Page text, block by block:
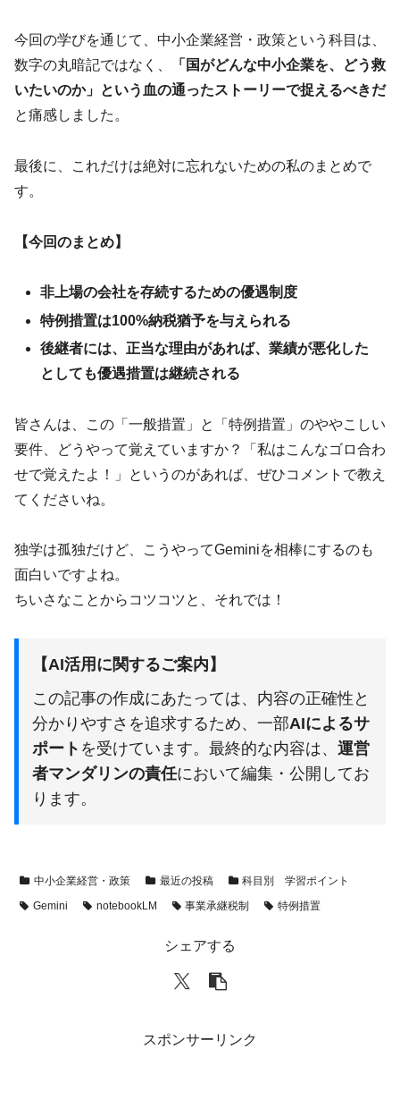
今回の学びを通じて、中小企業経営・政策という科目は、
数字の丸暗記ではなく、
「国がどんな中小企業を、どう救
いたいのか」という血の通ったストーリーで捉えるべきだ
と痛感しました。
最後に、これだけは絶対に忘れないための私のまとめで
す。
【今回のまとめ】
非上場の会社を存続するための優遇制度
特例措置は100%納税猶予を与えられる
後継者には、正当な理由があれば、業績が悪化した
としても優遇措置は継続される
皆さんは、この「一般措置」と「特例措置」のややこしい
要件、どうやって覚えていますか？「私はこんなゴロ合わ
せで覚えたよ！」というのがあれば、ぜひコメントで教え
てくださいね。
独学は孤独だけど、こうやってGeminiを相棒にするのも
面白いですよね。
ちいさなことからコツコツと、それでは！
【AI活用に関するご案内】
この記事の作成にあたっては、内容の正確性と
分かりやすさを追求するため、一部AIによるサ
ポート を受けています。最終的な内容は、 運営
者マンダリンの責任において編集・公開してお
ります。
中小企業経営・政策 最近の投稿
科目別 学習ポイント
Gemini
notebookLM 事業承継税制 特例措置
シェアする
スポンサーリンク